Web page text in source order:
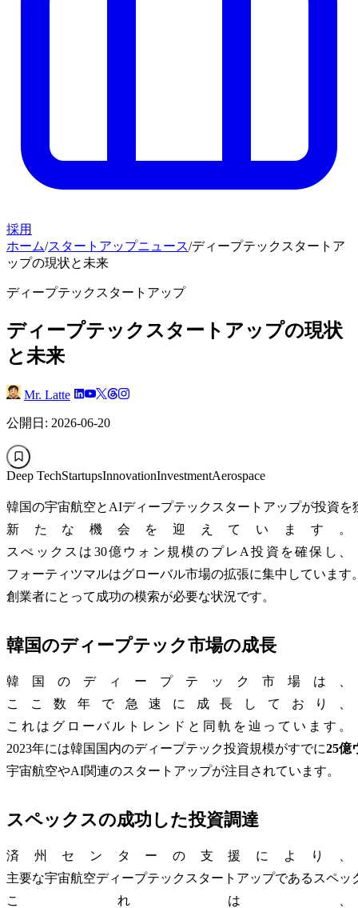
採用
ホーム/スタートアップニュース/ディープテックスタートア
ップの現状と未来
ディープテックスタートアップ
ディープテックスタートアップの現状
と未来
Mr. Latte
公開日: 2026-06-20
Deep TechStartupsInnovationInvestmentAerospace
韓国の宇宙航空とAIディープテックスタートアップが投資を
新たな機会を迎えています。
スぺックスは30億ウォン規模のプレA投資を確保し、
フォーティツマルはグローバル市場の拡張に集中しています
創業者にとって成功の模索が必要な状況です。
韓国のディープテック市場の成長
韓国のディープテック市場は、
ここ数年で急速に成長しており、
これはグローバルトレンドと同軌を辿っています。
2023年には韓国国内のディープテック投資規模がすでに25億
宇宙航空やAI関連のスタートアップが注目されています。
スペックスの成功した投資調達
済州センターの支援により、
主要な宇宙航空ディープテックスタートアップであるスペッ
これは、